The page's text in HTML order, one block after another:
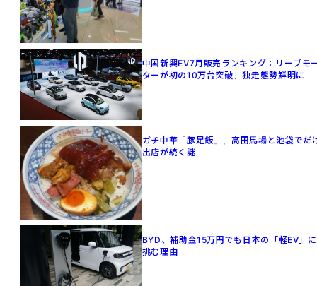
中国新興EV7月販売ランキング：リープモ
ターが初の10万台突破、独走態勢鮮明に
ガチ中華「豚足飯」、高田馬場と池袋でだ
出店が続く謎
BYD、補助金15万円でも日本の「軽EV」に
挑む理由